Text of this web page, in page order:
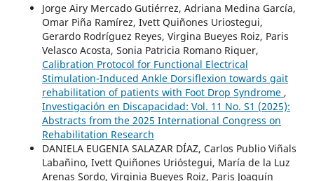
Jorge Airy Mercado Gutiérrez, Adriana Medina García,
Omar Piña Ramírez, Ivett Quiñones Uriostegui,
Gerardo Rodríguez Reyes, Virgina Bueyes Roiz, Paris
Velasco Acosta, Sonia Patricia Romano Riquer,
Calibration Protocol for Functional Electrical
Stimulation-Induced Ankle Dorsiflexion towards gait
rehabilitation of patients with Foot Drop Syndrome ,
Investigación en Discapacidad: Vol. 11 No. S1 (2025):
Abstracts from the 2025 International Congress on
Rehabilitation Research
DANIELA EUGENIA SALAZAR DÍAZ, Carlos Publio Viñals
Labañino, Ivett Quiñones Urióstegui, María de la Luz
Arenas Sordo, Virginia Bueyes Roiz, Paris Joaquín